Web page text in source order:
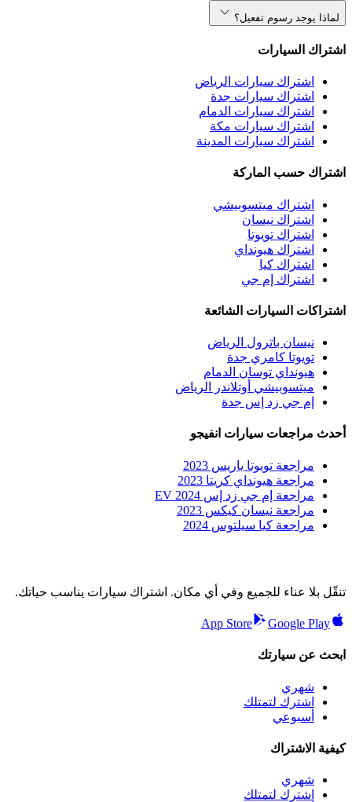
لماذا يوجد رسوم تفعيل؟
اشتراك السيارات
اشتراك سيارات الرياض
اشتراك سيارات جدة
اشتراك سيارات الدمام
اشتراك سيارات مكة
اشتراك سيارات المدينة
اشتراك حسب الماركة
اشتراك ميتسوبيشي
اشتراك نيسان
اشتراك تويوتا
اشتراك هيونداي
اشتراك كيا
اشتراك إم جي
اشتراكات السيارات الشائعة
نيسان باترول الرياض
تويوتا كامري جدة
هيونداي توسان الدمام
ميتسوبيشي أوتلاندر الرياض
إم جي زد إس جدة
أحدث مراجعات سيارات انفيجو
مراجعة تويوتا ياريس 2023
مراجعة هيونداي كريتا 2023
مراجعة إم جي زد إس EV 2024
مراجعة نيسان كيكس 2023
مراجعة كيا سيلتوس 2024
تنقّل بلا عناء للجميع وفي أي مكان. اشتراك سيارات يناسب حياتك.
App Store Google Play
ابحث عن سيارتك
شهري
اشترك لتمتلك
أسبوعي
كيفية الاشتراك
شهري
اشترك لتمتلك